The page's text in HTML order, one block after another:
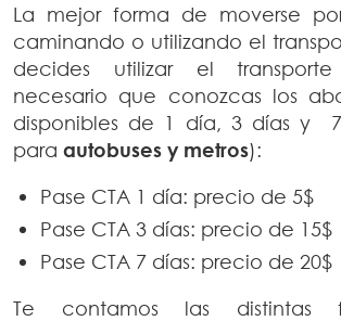
La mejor forma de moverse
caminando o utilizando el
decides utilizar el
necesario que conozcas los
disponibles de 1 día, 3 días y
para autobuses y metros):
Pase CTA 1 día: precio de 5$
Pase CTA 3 días: precio de 15$
Pase CTA 7 días: precio de 20$
Te contamos las distintas